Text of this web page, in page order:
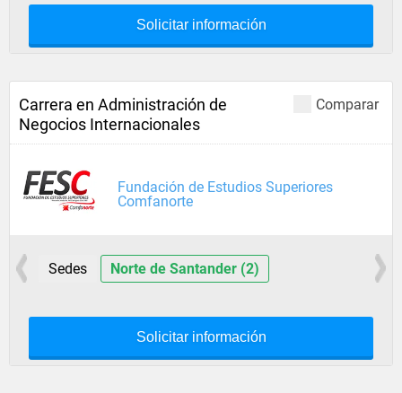
Solicitar información
Comparar
Carrera en Administración de
Negocios Internacionales
Fundación de Estudios Superiores
Comfanorte
Sedes Norte de Santander (2)
Solicitar información